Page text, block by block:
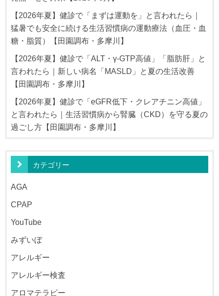
【2026年夏】健診で「まずは運動を」と言われたら｜
猛暑でも安全に続ける生活習慣病の運動療法（血圧・血
糖・脂質）【田園調布・多摩川】
【2026年夏】健診で「ALT・γ-GTP高値」「脂肪肝」と
言われたら｜新しい病名「MASLD」と夏の生活改善
【田園調布・多摩川】
【2026年夏】健診で「eGFR低下・クレアチニン高値」
と言われたら｜生活習慣病から腎臓（CKD）を守る夏の
過ごし方【田園調布・多摩川】
カテゴリー
AGA
CPAP
YouTube
みずいぼ
アレルギー
アレルギー検査
アロマテラピー